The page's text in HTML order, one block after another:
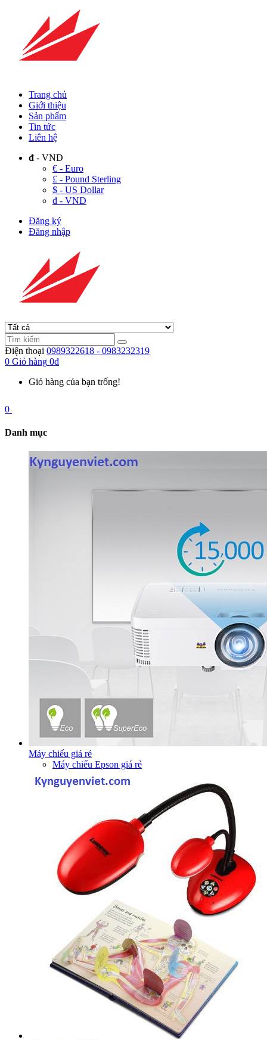
Trang chủ
Giới thiệu
Sản phẩm
Tin tức
Liên hệ
đ - VND
€ - Euro
£ - Pound Sterling
$ - US Dollar
đ - VND
Đăng ký
Đăng nhập
Điện thoại 0989322618 - 0983232319
0 Giỏ hàng 0đ
Giỏ hàng của bạn trống!
0
Danh mục
Máy chiếu giá rẻ
Máy chiếu Epson giá rẻ